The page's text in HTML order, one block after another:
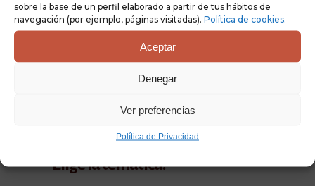
sobre la base de un perfil elaborado a partir de tus hábitos de
navegación (por ejemplo, páginas visitadas). Política de cookies.
Aceptar
Denegar
Ver preferencias
Política de Privacidad
Elige la temática: